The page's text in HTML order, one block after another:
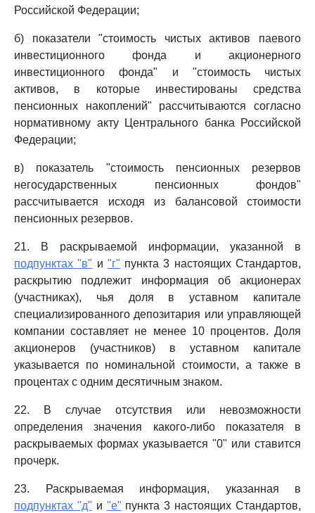
Российской Федерации;
б) показатели "стоимость чистых активов паевого
инвестиционного фонда и акционерного
инвестиционного фонда" и "стоимость чистых
активов, в которые инвестированы средства
пенсионных накоплений" рассчитываются согласно
нормативному акту Центрального банка Российской
Федерации;
в) показатель "стоимость пенсионных резервов
негосударственных пенсионных фондов"
рассчитывается исходя из балансовой стоимости
пенсионных резервов.
21. В раскрываемой информации, указанной в
подпунктах "в" и "г" пункта 3 настоящих Стандартов,
раскрытию подлежит информация об акционерах
(участниках), чья доля в уставном капитале
специализированного депозитария или управляющей
компании составляет не менее 10 процентов. Доля
акционеров (участников) в уставном капитале
указывается по номинальной стоимости, а также в
процентах с одним десятичным знаком.
22. В случае отсутствия или невозможности
определения значения какого-либо показателя в
раскрываемых формах указывается "0" или ставится
прочерк.
23. Раскрываемая информация, указанная в
подпунктах "д" и "е" пункта 3 настоящих Стандартов,